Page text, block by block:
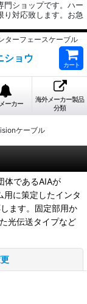
門ショップです。ハー
り対応致します。お急
ターフェースケーブル
ョウ
カート
ーカー
海外メーカー製品
分類
ケーブル
体であるAIAが
に策定したインタ
ます。固定部用か
光伝送タイプなど